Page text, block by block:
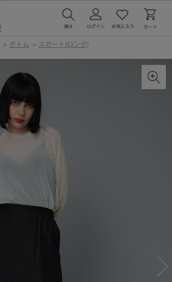
> ボトム > スカート(ロング)